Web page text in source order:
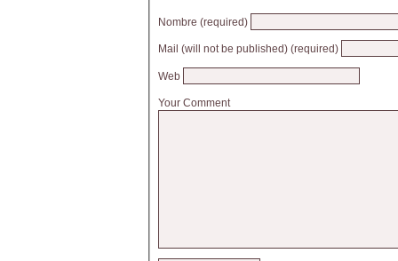
Nombre (required)
Mail (will not be published) (required)
Web
Your Comment